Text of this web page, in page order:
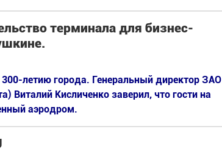
терминала для бизнес-
летию города. Генеральный директор ЗАО
Виталий Кисличенко заверил, что гости на
аэродром.